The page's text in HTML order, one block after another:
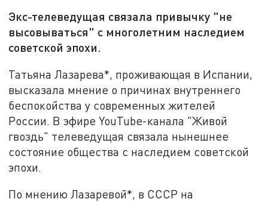
Экс-телеведущая связала привычку "не
высовываться" с многолетним наследием
советской эпохи.
Татьяна Лазарева*, проживающая в Испании,
высказала мнение о причинах внутреннего
беспокойства у современных жителей
России. В эфире YouTube-канала "Живой
гвоздь" телеведущая связала нынешнее
состояние общества с наследием советской
эпохи.
По мнению Лазаревой*, в СССР на